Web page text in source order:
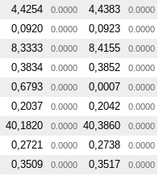
4,4254 0.0000 4,4383 0.0000
0,0920 0.0000 0,0923 0.0000
8,3333 0.0000 8,4155 0.0000
0,3834 0.0000 0,3852 0.0000
0,6793 0.0000 0,0007 0.0000
0,2037 0.0000 0,2042 0.0000
40,1820 0.0000 40,3860 0.0000
0,2721 0.0000 0,2738 0.0000
0,3509 0.0000 0,3517 0.0000